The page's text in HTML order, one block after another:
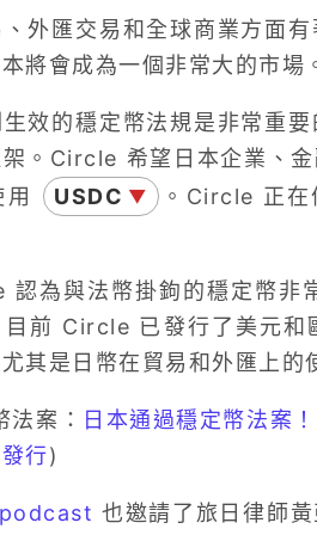
外匯交易和全球商業方面
將會成為一個非常大的市場
效的穩定幣法規是非常重
。Circle 希望日本企業、
用
USDC ▼ 。Circle 正在
為與法幣掛鉤的穩定幣非
前 Circle 已發行了美元和
其是日幣在貿易和外匯上的
法案： 日本通過穩定幣法案
行)
也邀請了旅日律師